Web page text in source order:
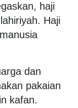
haji
Haji
dan
pakaian
kafan.